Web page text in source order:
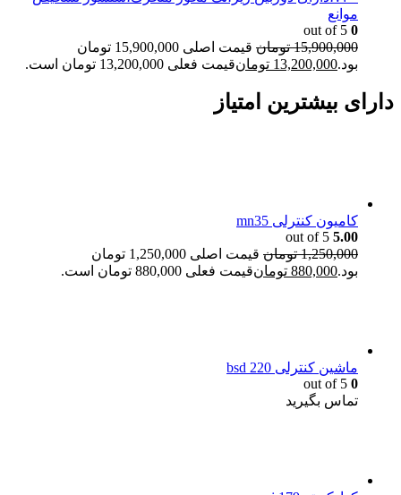
موانع
0
15,900,000 تومان
قیمت اصلی 15,900,000 تومان
بود.13,200,000 تومانقیمت فعلی 13,200,000 تومان است.
دارای بیشترین امتیاز
کامیون کنترلی mn35
5.00
1,250,000 تومان
قیمت اصلی 1,250,000 تومان
بود.880,000 تومانقیمت فعلی 880,000 تومان است.
ماشین کنترلی bsd 220
0
تماس بگیرید